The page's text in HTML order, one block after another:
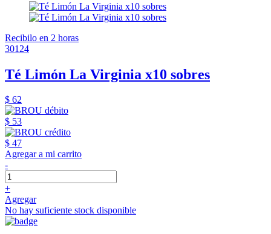
Recibilo en 2 horas
30124
Té Limón La Virginia x10 sobres
$ 62
$ 53
$ 47
Agregar a mi carrito
-
+
Agregar
No hay suficiente stock disponible